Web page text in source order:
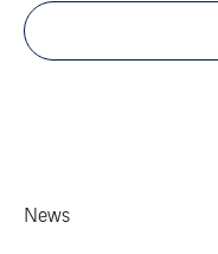
News